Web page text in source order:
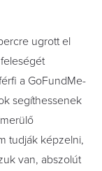
ugrott el
a GoFundMe-
segíthessenek
tudják képzelni,
van, abszolút